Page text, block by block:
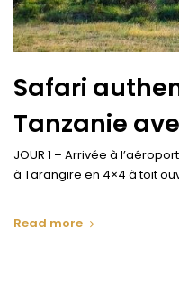
Safari
Tanzanie
JOUR 1 – Arrivée à
à Tarangire en 4×4 à toit
Read more